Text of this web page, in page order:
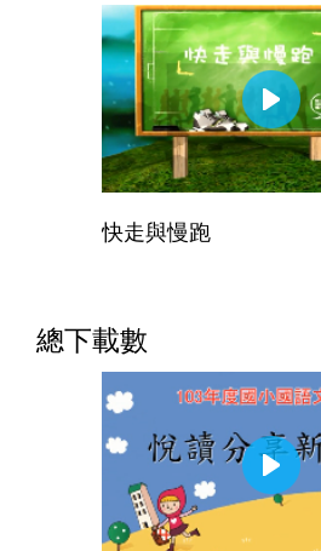
快走與慢跑
總下載數